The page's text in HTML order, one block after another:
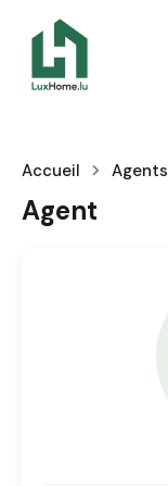
Accueil Agents
Agent